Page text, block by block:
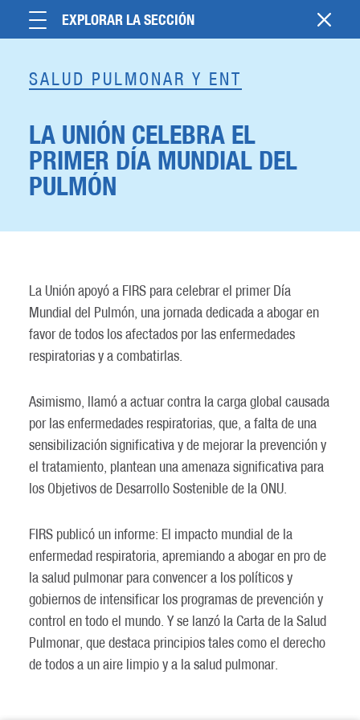
EXPLORAR LA SECCIÓN
SALUD PULMONAR Y ENT
LA UNIÓN CELEBRA EL
PRIMER DÍA MUNDIAL DEL
PULMÓN
La Unión apoyó a FIRS para celebrar el primer Día
Mundial del Pulmón, una jornada dedicada a abogar en
favor de todos los afectados por las enfermedades
respiratorias y a combatirlas.
Asimismo, llamó a actuar contra la carga global causada
por las enfermedades respiratorias, que, a falta de una
sensibilización significativa y de mejorar la prevención y
el tratamiento, plantean una amenaza significativa para
los Objetivos de Desarrollo Sostenible de la ONU.
FIRS publicó un informe: El impacto mundial de la
enfermedad respiratoria, apremiando a abogar en pro de
la salud pulmonar para convencer a los políticos y
gobiernos de intensificar los programas de prevención y
control en todo el mundo. Y se lanzó la Carta de la Salud
Pulmonar, que destaca principios tales como el derecho
de todos a un aire limpio y a la salud pulmonar.